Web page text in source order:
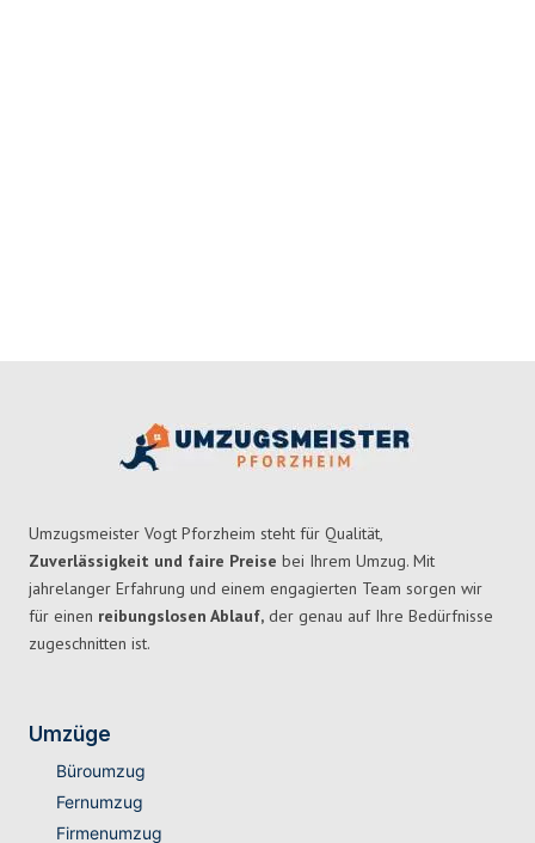
Umzugsmeister Vogt Pforzheim steht für Qualität,
Zuverlässigkeit und faire Preise bei Ihrem Umzug. Mit
jahrelanger Erfahrung und einem engagierten Team sorgen wir
für einen reibungslosen Ablauf, der genau auf Ihre Bedürfnisse
zugeschnitten ist.
Umzüge
Büroumzug
Fernumzug
Firmenumzug